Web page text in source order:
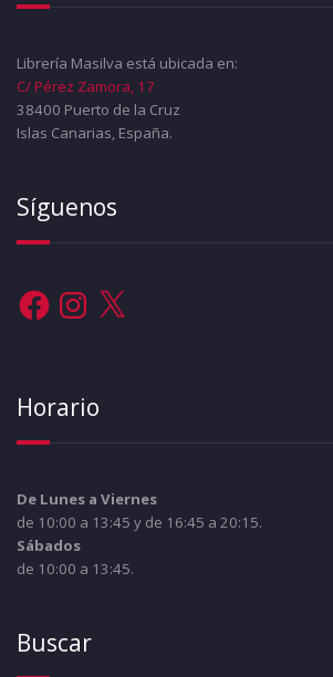
Librería Masilva está ubicada en:
C/ Pérez Zamora, 17
38400 Puerto de la Cruz
Islas Canarias, España.
Síguenos
FacebookInstagram
X
Horario
De Lunes a Viernes
de 10:00 a 13:45 y de 16:45 a 20:15.
Sábados
de 10:00 a 13:45.
Buscar